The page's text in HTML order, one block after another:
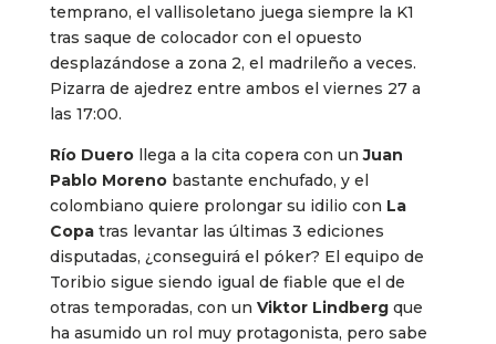
temprano, el vallisoletano juega siempre la K1
tras saque de colocador con el opuesto
desplazándose a zona 2, el madrileño a veces.
Pizarra de ajedrez entre ambos el viernes 27 a
las 17:00.
Río Duerollega a la cita copera con un Juan
Pablo Morenobastante enchufado, y el
colombiano quiere prolongar su idilio con La
Copatras levantar las últimas 3 ediciones
disputadas, ¿conseguirá el póker? El equipo de
Toribio sigue siendo igual de fiable que el de
otras temporadas, con un Viktor Lindbergque
ha asumido un rol muy protagonista, pero sabe